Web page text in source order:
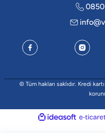
© Tüm hakları saklıdır. Kredi
ideasoft